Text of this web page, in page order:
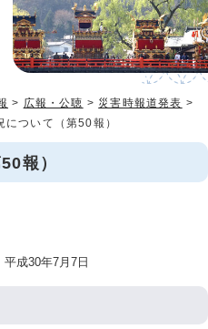
> 広報・公聴 > 災害時報道発表 >
について（第50報）
報）
30年7月7日